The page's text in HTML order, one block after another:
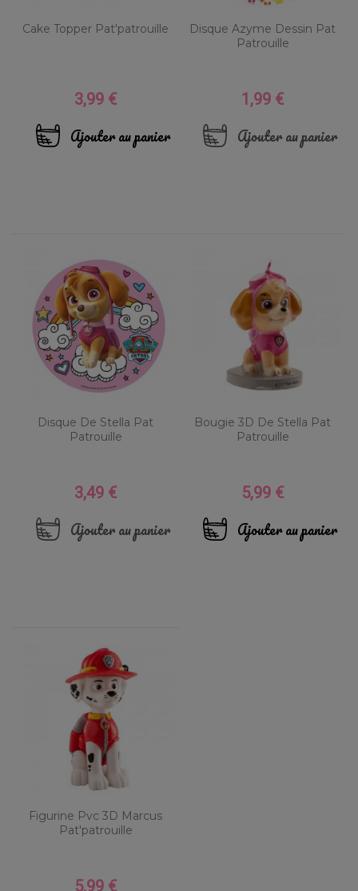
Cake Topper Pat'patrouille
Prix
3,99 €
Ajouter au panier
Disque Azyme Dessin Pat
Patrouille
Prix
1,99 €
Ajouter au panier
Disque De Stella Pat
Patrouille
Prix
3,49 €
Ajouter au panier
Bougie 3D De Stella Pat
Patrouille
Prix
5,99 €
Ajouter au panier
Figurine Pvc 3D Marcus
Pat'patrouille
Prix
5,99 €